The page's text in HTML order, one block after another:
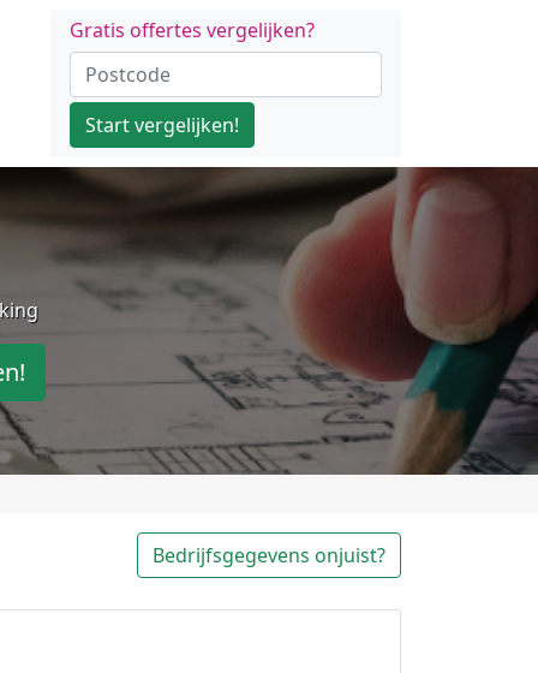
Gratis offertes vergelijken?
Start vergelijken!
Bedrijfsgegevens onjuist?